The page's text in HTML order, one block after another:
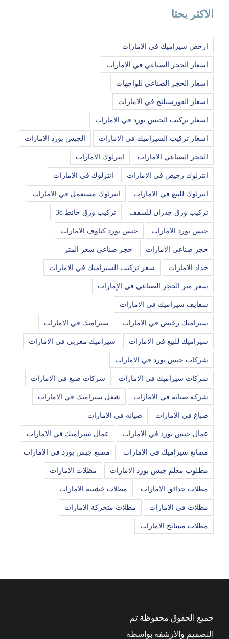
الاكثر بحثا
ارخص سيراميك في الامارات
اسعار الحجر الصناعي في الإمارات
اسعار الحجر الصناعي للواجهات
اسعار الفورسيلنج في الامارات
اسعار تركيب الجبس بورد في الامارات
اسعار تركيب السيراميك في الامارات الجبس بورد الامارات
الحجر الصناعي الامارات انترلوك الامارات
انترلوك رخيص في الامارات انترلوك في الامارات
انترلوك للبيع في الامارات انترلوك مستعمل في الامارات
تركيب ورق جدران للسقف تركيب ورق حائط 3d
جبس بورد الامارات جبس بورد كناوف الامارات
حجر صناعي الامارات حجر صناعي سعر المتر
حداد الامارات سعر تركيب السيراميك في الامارات
سعر متر الحجر الصناعي في الإمارات
سفايف سيراميك في الامارات
سيراميك رخيص في الامارات سيراميك في الامارات
سيراميك للبيع في الامارات سيراميك مغربي في الامارات
شركات جبس بورد في الامارات
شركات سيراميك في الامارات شركات صبغ في الامارات
شركة صيانة في الامارات شغل سيراميك في الامارات
صباغ في الامارات صيانه في الامارات
عمال جبس بورد في الامارات عمال سيراميك في الامارات
مصانع سيراميك في الامارات مصنع جبس بورد في الامارات
مطلوب معلم جبس بورد الامارات مظلات الامارات
مظلات حدائق الامارات مظلات خشبية الامارات
مظلات في الامارات مظلات متحركة الامارات
مظلات مسابح الامارات
جميع الحقوق محفوظة تم
التصميم والارشفة بواسطة